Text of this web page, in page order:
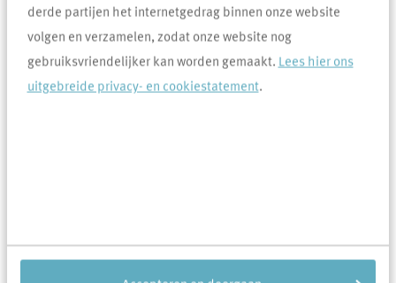
derde partijen het internetgedrag binnen onze website
volgen en verzamelen, zodat onze website nog
gebruiksvriendelijker kan worden gemaakt. Lees hier ons
uitgebreide privacy- en cookiestatement.
Wachtwoord vergeten
Account activeren
regel je dit allemaal zelf. Het huurdersportaal is een ‘mijn